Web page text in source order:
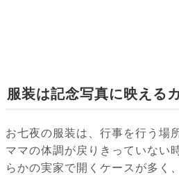
服装は記念写真に映える
お七夜の服装は、行事を行う場
ママの体調が戻りきっていない
らかの実家で開くケースが多く